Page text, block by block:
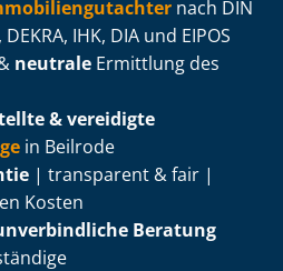
nach DIN
IHK, DIA und EIPOS
neutrale Ermittlung des
& vereidigte
in Beilrode
| transparent & fair |
Kosten
Beratung